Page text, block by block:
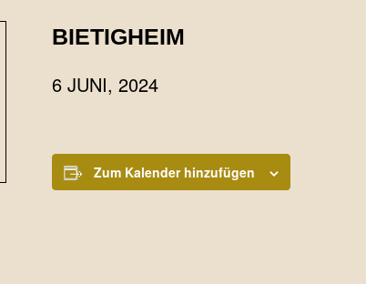
BIETIGHEIM
6 JUNI, 2024
Zum Kalender hinzufügen